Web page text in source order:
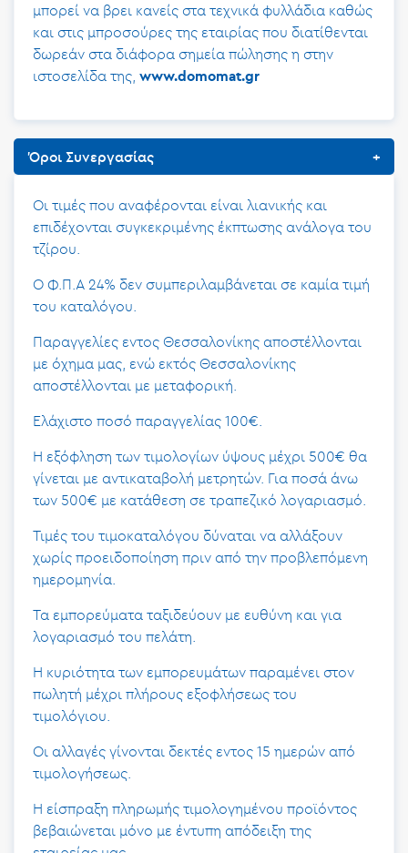
μπορεί να βρει κανείς στα τεχνικά φυλλάδια καθώς
και στις μπροσούρες της εταιρίας που διατίθενται
δωρεάν στα διάφορα σημεία πώλησης η στην
ιστοσελίδα της, www.domomat.gr
Όροι Συνεργασίας
Οι τιμές που αναφέρονται είναι λιανικής και
επιδέχονται συγκεκριμένης έκπτωσης ανάλογα του
τζίρου.
Ο Φ.Π.Α 24% δεν συμπεριλαμβάνεται σε καμία τιμή
του καταλόγου.
Παραγγελίες εντος Θεσσαλονίκης αποστέλλονται
με όχημα μας, ενώ εκτός Θεσσαλονίκης
αποστέλλονται με μεταφορική.
Ελάχιστο ποσό παραγγελίας 100€.
Η εξόφληση των τιμολογίων ύψους μέχρι 500€ θα
γίνεται με αντικαταβολή μετρητών. Για ποσά άνω
των 500€ με κατάθεση σε τραπεζικό λογαριασμό.
Τιμές του τιμοκαταλόγου δύναται να αλλάξουν
χωρίς προειδοποίηση πριν από την προβλεπόμενη
ημερομηνία.
Τα εμπορεύματα ταξιδεύουν με ευθύνη και για
λογαριασμό του πελάτη.
Η κυριότητα των εμπορευμάτων παραμένει στον
πωλητή μέχρι πλήρους εξοφλήσεως του
τιμολόγιου.
Οι αλλαγές γίνονται δεκτές εντος 15 ημερών από
τιμολογήσεως.
Η είσπραξη πληρωμής τιμολογημένου προϊόντος
βεβαιώνεται μόνο με έντυπη απόδειξη της